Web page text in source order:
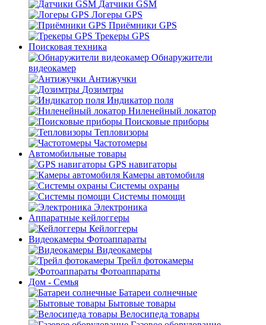
Датчики GSM
Логеры GPS
Приёмники GPS
Трекеры GPS
Поисковая техника
Обнаружители
видеокамер
Антижучки
Дозимтры
Индикатор поля
Ниленейный локатор
Поисковые приборы
Тепловизоры
Частотомеры
Автомобильные товары
GPS навигаторы
Камеры автомобиля
Системы охраны
Системы помощи
Электроника
Аппаратные кейлоггеры
Кейлоггеры
Видеокамеры Фотоаппараты
Видеокамеры
Трейл фотокамеры
Фотоаппараты
Дом - Семья
Батареи солнечные
Бытовые товары
Велосипеда товары